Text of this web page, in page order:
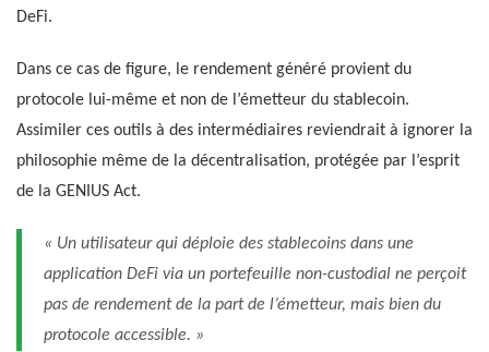
DeFi.
Dans ce cas de figure, le rendement généré provient du
protocole lui-même et non de l’émetteur du stablecoin.
Assimiler ces outils à des intermédiaires reviendrait à ignorer la
philosophie même de la décentralisation, protégée par l’esprit
de la GENIUS Act.
« Un utilisateur qui déploie des stablecoins dans une
application DeFi via un portefeuille non-custodial ne perçoit
pas de rendement de la part de l’émetteur, mais bien du
protocole accessible. »